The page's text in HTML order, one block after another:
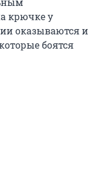
крючке у
оказываются и
боятся